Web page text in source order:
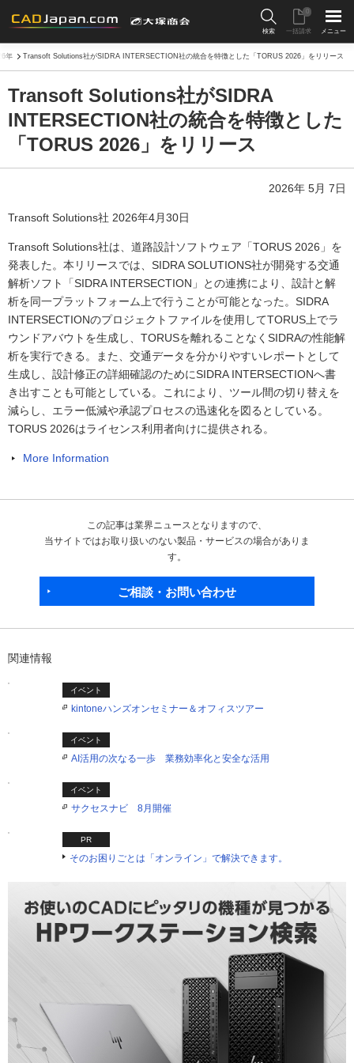
検索 一括請求
0
メニュー
年 Transoft Solutions社がSIDRA INTERSECTION社の統合を特徴とした「TORUS 2026」をリリース
Transoft Solutions社がSIDRA
INTERSECTION社の統合を特徴とした
「TORUS 2026」をリリース
2026年 5月 7日
Transoft Solutions社 2026年4月30日
Transoft Solutions社は、道路設計ソフトウェア「TORUS 2026」を
発表した。本リリースでは、SIDRA SOLUTIONS社が開発する交通
解析ソフト「SIDRA INTERSECTION」との連携により、設計と解
析を同一プラットフォーム上で行うことが可能となった。SIDRA
INTERSECTIONのプロジェクトファイルを使用してTORUS上でラ
ウンドアバウトを生成し、TORUSを離れることなくSIDRAの性能解
析を実行できる。また、交通データを分かりやすいレポートとして
生成し、設計修正の詳細確認のためにSIDRA INTERSECTIONへ書
き出すことも可能としている。これにより、ツール間の切り替えを
減らし、エラー低減や承認プロセスの迅速化を図るとしている。
TORUS 2026はライセンス利用者向けに提供される。
More Information
この記事は業界ニュースとなりますので、
当サイトではお取り扱いのない製品・サービスの場合がありま
す。
ご相談・お問い合わせ
関連情報
イベント
kintoneハンズオンセミナー＆オフィスツアー
イベント
AI活用の次なる一歩 業務効率化と安全な活用
イベント
サクセスナビ 8月開催
PR
そのお困りごとは「オンライン」で解決できます。